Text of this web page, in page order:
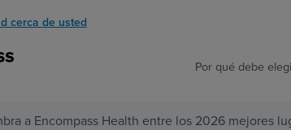
cerca de usted
Por qué debe
a Encompass Health entre los 2026 mejores